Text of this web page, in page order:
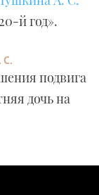
й год».
С.
подвига
дочь на